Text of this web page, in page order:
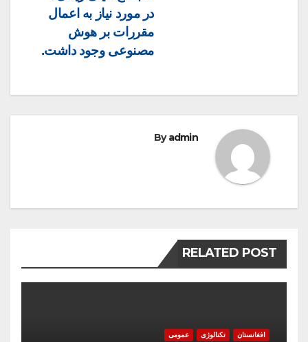
در مورد نیاز به اعمال
مقررات بر هوش
مصنوعی وجود داشت.
Byadmin
RELATED POST
افغانستان تکنالوژی عمومی